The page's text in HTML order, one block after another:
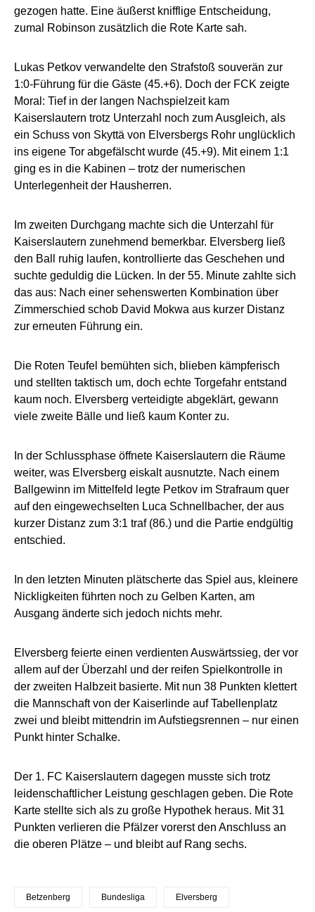
gezogen hatte. Eine äußerst knifflige Entscheidung,
zumal Robinson zusätzlich die Rote Karte sah.
Lukas Petkov verwandelte den Strafstoß souverän zur
1:0-Führung für die Gäste (45.+6). Doch der FCK zeigte
Moral: Tief in der langen Nachspielzeit kam
Kaiserslautern trotz Unterzahl noch zum Ausgleich, als
ein Schuss von Skyttä von Elversbergs Rohr unglücklich
ins eigene Tor abgefälscht wurde (45.+9). Mit einem 1:1
ging es in die Kabinen – trotz der numerischen
Unterlegenheit der Hausherren.
Im zweiten Durchgang machte sich die Unterzahl für
Kaiserslautern zunehmend bemerkbar. Elversberg ließ
den Ball ruhig laufen, kontrollierte das Geschehen und
suchte geduldig die Lücken. In der 55. Minute zahlte sich
das aus: Nach einer sehenswerten Kombination über
Zimmerschied schob David Mokwa aus kurzer Distanz
zur erneuten Führung ein.
Die Roten Teufel bemühten sich, blieben kämpferisch
und stellten taktisch um, doch echte Torgefahr entstand
kaum noch. Elversberg verteidigte abgeklärt, gewann
viele zweite Bälle und ließ kaum Konter zu.
In der Schlussphase öffnete Kaiserslautern die Räume
weiter, was Elversberg eiskalt ausnutzte. Nach einem
Ballgewinn im Mittelfeld legte Petkov im Strafraum quer
auf den eingewechselten Luca Schnellbacher, der aus
kurzer Distanz zum 3:1 traf (86.) und die Partie endgültig
entschied.
In den letzten Minuten plätscherte das Spiel aus, kleinere
Nickligkeiten führten noch zu Gelben Karten, am
Ausgang änderte sich jedoch nichts mehr.
Elversberg feierte einen verdienten Auswärtssieg, der vor
allem auf der Überzahl und der reifen Spielkontrolle in
der zweiten Halbzeit basierte. Mit nun 38 Punkten klettert
die Mannschaft von der Kaiserlinde auf Tabellenplatz
zwei und bleibt mittendrin im Aufstiegsrennen – nur einen
Punkt hinter Schalke.
Der 1. FC Kaiserslautern dagegen musste sich trotz
leidenschaftlicher Leistung geschlagen geben. Die Rote
Karte stellte sich als zu große Hypothek heraus. Mit 31
Punkten verlieren die Pfälzer vorerst den Anschluss an
die oberen Plätze – und bleibt auf Rang sechs.
Betzenberg Bundesliga Elversberg